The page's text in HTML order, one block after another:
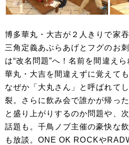
博多華丸・大吉が２人きりで家
三角定義あぶらあげとフグのお
は“改名問題”へ！名前を間違え
華丸・大吉を間違えずに覚えて
なぜか「大丸さん」と呼ばれて
裂。さらに飲み会で誰かが帰っ
と盛り上がりするのか問題や、
話題も。千鳥ノブ主催の豪快な
も放談。ONE OK ROCKや